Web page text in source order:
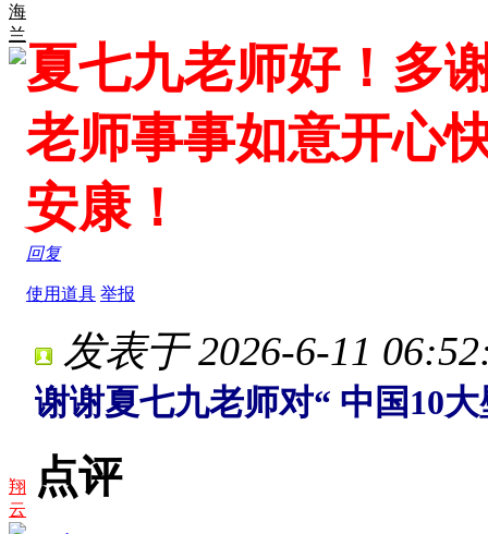
海
兰
夏七九老师好！多
老师事事如意开心
安康！
回复
使用道具 举报
翔
云
发表于 2026-6-11
谢谢夏七九老师对“ 中国10
点评